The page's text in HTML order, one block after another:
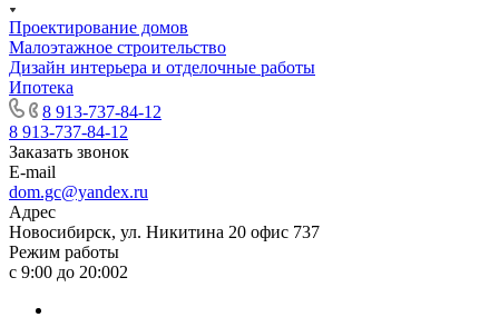
Проектирование домов
Малоэтажное строительство
Дизайн интерьера и отделочные работы
Ипотека
8 913-737-84-12
8 913-737-84-12
Заказать звонок
E-mail
dom.gc@yandex.ru
Адрес
Новосибирск, ул. Никитина 20 офис 737
Режим работы
с 9:00 до 20:002